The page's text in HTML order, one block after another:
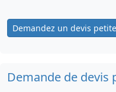
Demandez un devis
Demande de devis